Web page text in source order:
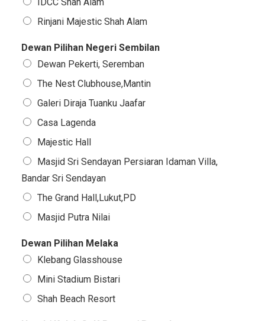
Rinjani Majestic Shah Alam
Dewan Pilihan Negeri Sembilan
Dewan Pekerti, Seremban
The Nest Clubhouse,Mantin
Galeri Diraja Tuanku Jaafar
Casa Lagenda
Majestic Hall
Masjid Sri Sendayan Persiaran Idaman Villa,
Bandar Sri Sendayan
The Grand Hall,Lukut,PD
Masjid Putra Nilai
Dewan Pilihan Melaka
Klebang Glasshouse
Mini Stadium Bistari
Shah Beach Resort